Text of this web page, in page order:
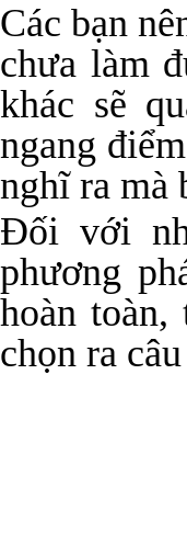
Các bạn
chưa làm
khác sẽ
ngang
nghĩ ra mà
Đối với
phương
hoàn
chọn ra